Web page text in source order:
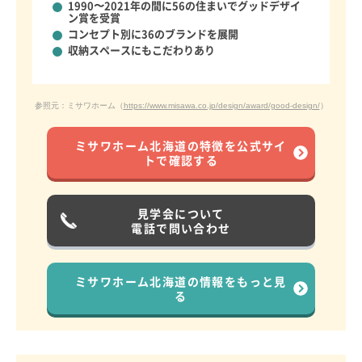
1990〜2021年の間に56の住まいでグッドデザイ
ン賞を受賞
コンセプト別に36のブランドを展開
収納スペースにもこだわりあり
参照元：ミサワホーム（https://www.misawa.co.jp/design/award/good-design/）
ミサワホーム北海道の特徴を公式サイ
トで確認する
見学会について
電話で問い合わせ
ミサワホーム北海道の情報をもっと見
る